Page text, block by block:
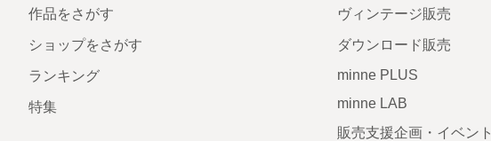
作品をさがす
ショップをさがす
ランキング
特集
ヴィンテージ販売
ダウンロード販売
minne PLUS
minne LAB
販売支援企画・イベント